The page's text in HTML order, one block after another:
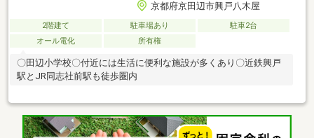
京都府京田辺市興戸八木屋
2階建て 駐車場あり
駐車2台
オール電化
所有権
〇田辺小学校〇付近には生活に便利な施設が多くあり〇近鉄興戸
駅とJR同志社前駅も徒歩圏内